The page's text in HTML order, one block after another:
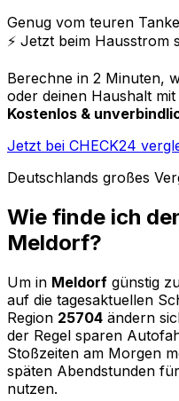
Genug vom teuren
⚡️ Jetzt beim Hausstrom
Berechne in 2 Minuten,
oder deinen Haushalt
Kostenlos &
Jetzt bei CHECK24
Deutschlands großes
Wie finde ich
Meldorf?
Um in Meldorf günstig
auf die tagesaktuellen
Region 25704 ändern
der Regel sparen
Stoßzeiten am Morgen
späten Abendstunden
nutzen.